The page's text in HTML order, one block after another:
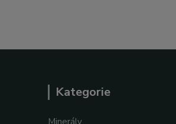
Kategorie
Minerály